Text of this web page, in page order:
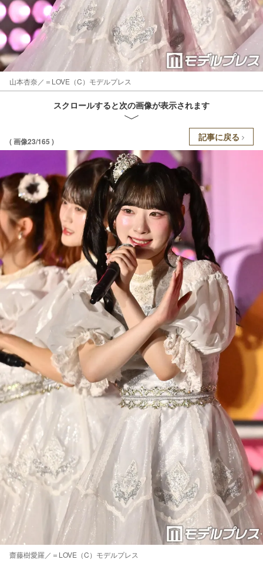
山本杏奈／＝LOVE（C）モデルプレス
スクロールすると次の画像が表示されます
( 画像23/165 ) 記事に戻る
齋藤樹愛羅／＝LOVE（C）モデルプレス